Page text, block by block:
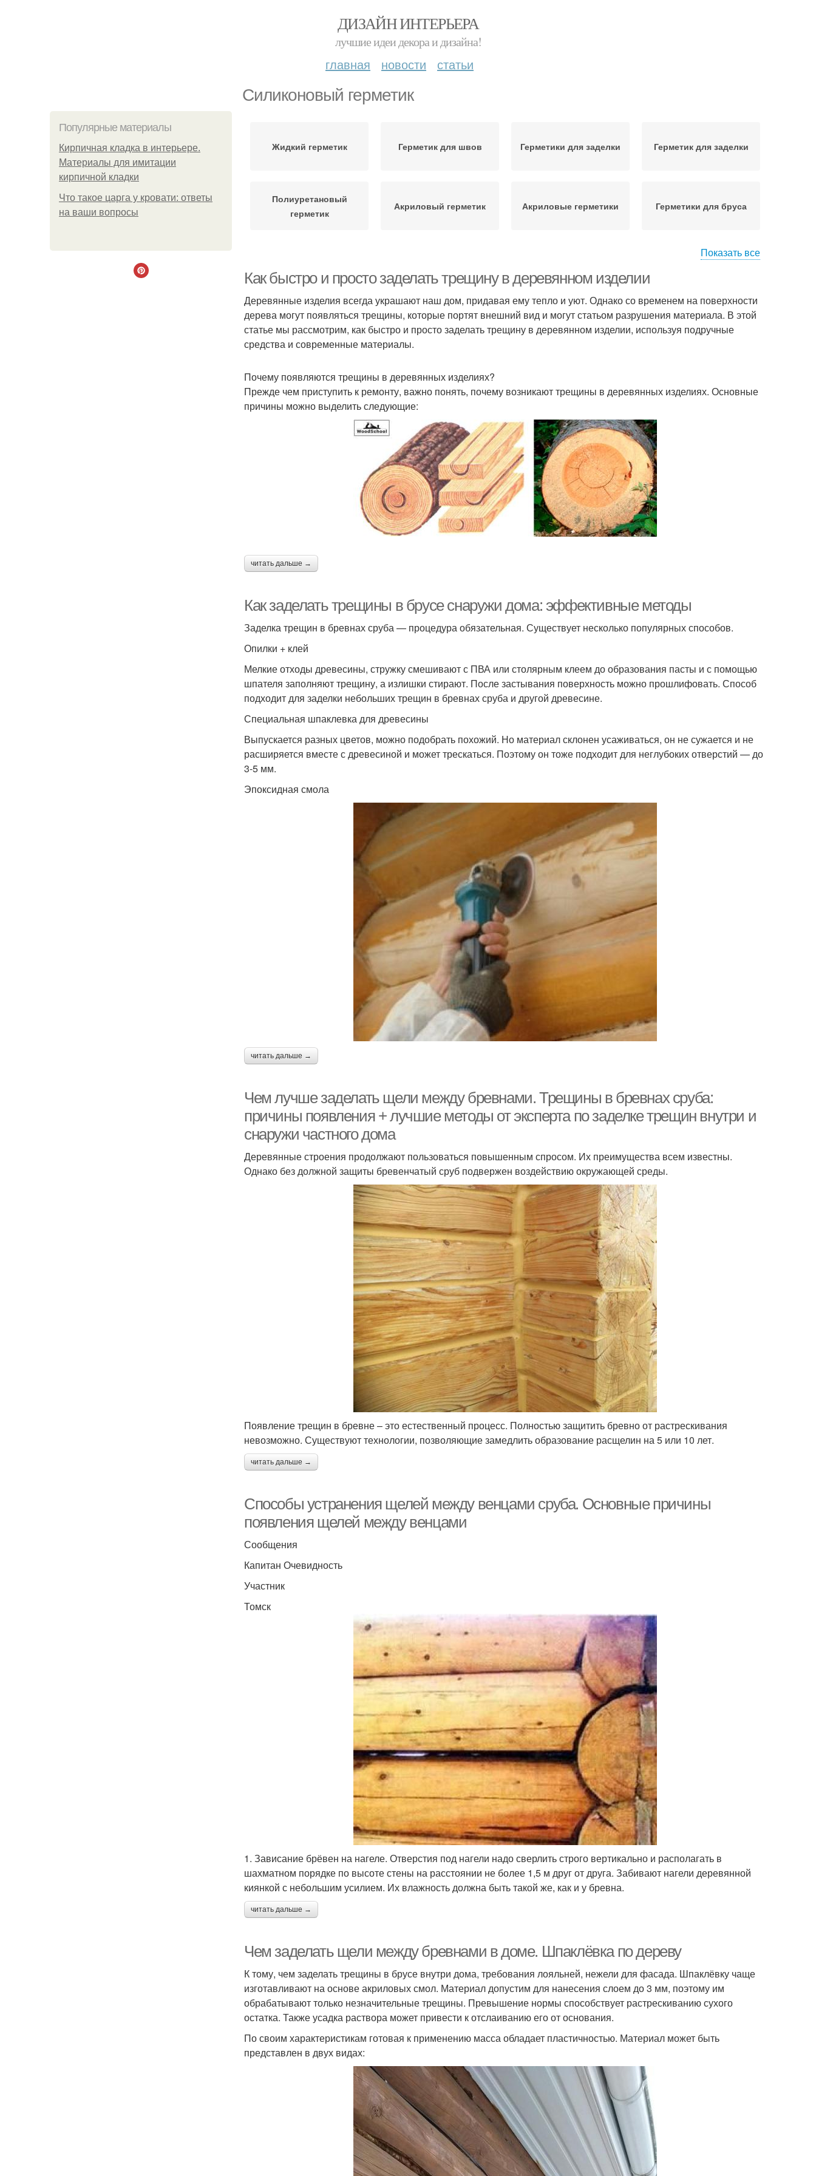
ДИЗАЙН ИНТЕРЬЕРА
лучшие идеи декора и дизайна!
главная новости статьи
Силиконовый герметик
Популярные материалы
Кирпичная кладка в интерьере.
Материалы для имитации
кирпичной кладки
Что такое царга у кровати: ответы
на ваши вопросы
Жидкий герметик Герметик для швов Герметики для заделки Герметик для заделки
Полиуретановый
герметик
Акриловый герметик Акриловые герметики Герметики для бруса
герметики
Показать все
Как быстро и просто заделать трещину в деревянном изделии
Деревянные изделия всегда украшают наш дом, придавая ему тепло и уют. Однако со временем на поверхности
дерева могут появляться трещины, которые портят внешний вид и могут статьом разрушения материала. В этой
статье мы рассмотрим, как быстро и просто заделать трещину в деревянном изделии, используя подручные
средства и современные материалы.
Почему появляются трещины в деревянных изделиях?
Прежде чем приступить к ремонту, важно понять, почему возникают трещины в деревянных изделиях. Основные
причины можно выделить следующие:
читать дальше →
Как заделать трещины в брусе снаружи дома: эффективные методы
Заделка трещин в бревнах сруба — процедура обязательная. Существует несколько популярных способов.
Опилки + клей
Мелкие отходы древесины, стружку смешивают с ПВА или столярным клеем до образования пасты и с помощью
шпателя заполняют трещину, а излишки стирают. После застывания поверхность можно прошлифовать. Способ
подходит для заделки небольших трещин в бревнах сруба и другой древесине.
Специальная шпаклевка для древесины
Выпускается разных цветов, можно подобрать похожий. Но материал склонен усаживаться, он не сужается и не
расширяется вместе с древесиной и может трескаться. Поэтому он тоже подходит для неглубоких отверстий — до
3-5 мм.
Эпоксидная смола
читать дальше →
Чем лучше заделать щели между бревнами. Трещины в бревнах сруба:
причины появления + лучшие методы от эксперта по заделке трещин внутри и
снаружи частного дома
Деревянные строения продолжают пользоваться повышенным спросом. Их преимущества всем известны.
Однако без должной защиты бревенчатый сруб подвержен воздействию окружающей среды.
Появление трещин в бревне – это естественный процесс. Полностью защитить бревно от растрескивания
невозможно. Существуют технологии, позволяющие замедлить образование расщелин на 5 или 10 лет.
читать дальше →
Способы устранения щелей между венцами сруба. Основные причины
появления щелей между венцами
Сообщения
Капитан Очевидность
Участник
Томск
1. Зависание брёвен на нагеле. Отверстия под нагели надо сверлить строго вертикально и располагать в
шахматном порядке по высоте стены на расстоянии не более 1,5 м друг от друга. Забивают нагели деревянной
киянкой с небольшим усилием. Их влажность должна быть такой же, как и у бревна.
читать дальше →
Чем заделать щели между бревнами в доме. Шпаклёвка по дереву
К тому, чем заделать трещины в брусе внутри дома, требования лояльней, нежели для фасада. Шпаклёвку чаще
изготавливают на основе акриловых смол. Материал допустим для нанесения слоем до 3 мм, поэтому им
обрабатывают только незначительные трещины. Превышение нормы способствует растрескиванию сухого
остатка. Также усадка раствора может привести к отслаиванию его от основания.
По своим характеристикам готовая к применению масса обладает пластичностью. Материал может быть
представлен в двух видах: